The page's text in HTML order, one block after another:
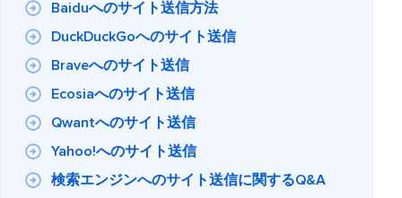
Baiduへのサイト送信方法
DuckDuckGoへのサイト送信
Braveへのサイト送信
Ecosiaへのサイト送信
Qwantへのサイト送信
Yahoo!へのサイト送信
検索エンジンへのサイト送信に関するQ&A